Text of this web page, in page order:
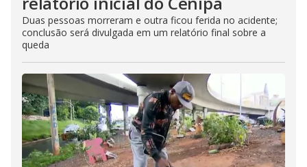
Duas pessoas morreram e outra ficou ferida no acidente;
conclusão será divulgada em um relatório final sobre a
queda